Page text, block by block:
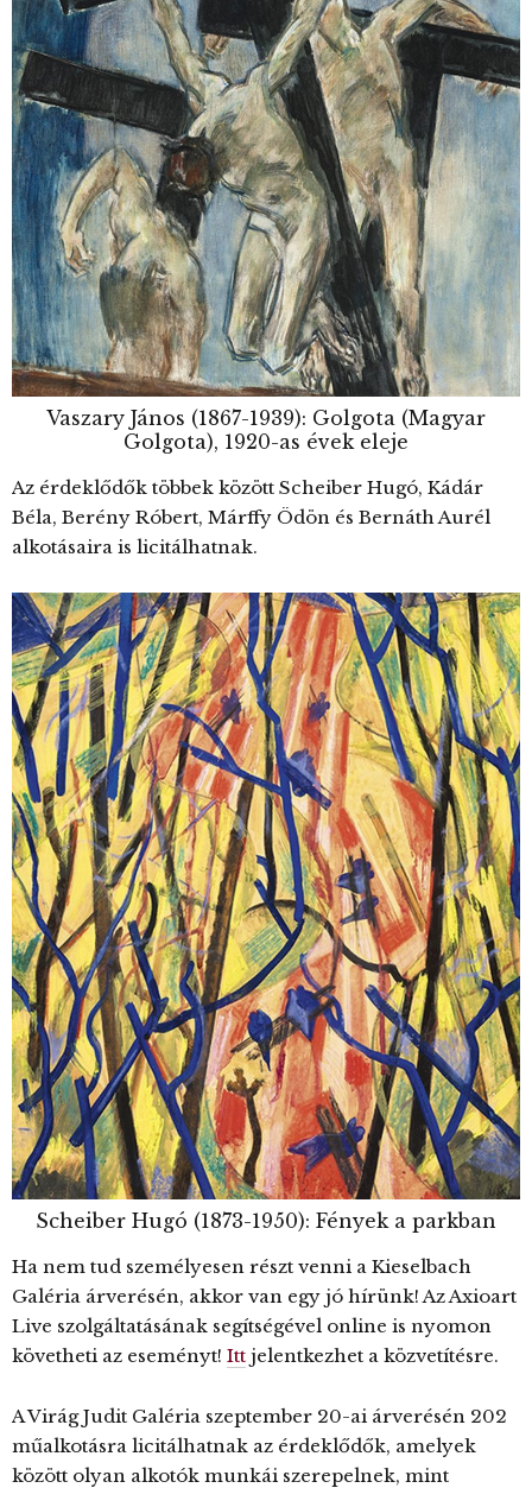
Vaszary János (1867-1939): Golgota (Magyar
Golgota), 1920-as évek eleje
Az érdeklődők többek között Scheiber Hugó, Kádár
Béla, Berény Róbert, Márffy Ödön és Bernáth Aurél
alkotásaira is licitálhatnak.
Scheiber Hugó (1873-1950): Fények a parkban
Ha nem tud személyesen részt venni a Kieselbach
Galéria árverésén, akkor van egy jó hírünk! Az Axioart
Live szolgáltatásának segítségével online is nyomon
követheti az eseményt! Itt jelentkezhet a közvetítésre.
A Virág Judit Galéria szeptember 20-ai árverésén 202
műalkotásra licitálhatnak az érdeklődők, amelyek
között olyan alkotók munkái szerepelnek, mint